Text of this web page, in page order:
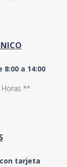
8:00 a 14:00
Horas **
tarjeta